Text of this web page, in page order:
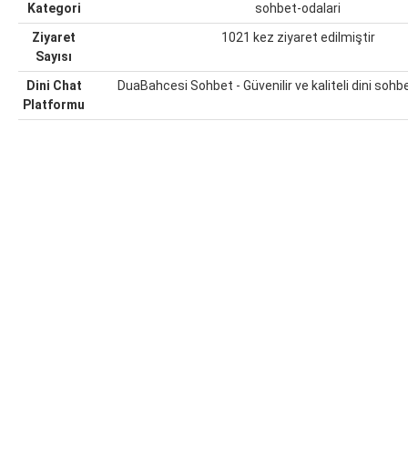
Kategori
sohbet-odalari
Ziyaret
Sayısı
1021 kez ziyaret edilmiştir
Dini Chat
Platformu
DuaBahcesi Sohbet - Güvenilir ve kaliteli dini